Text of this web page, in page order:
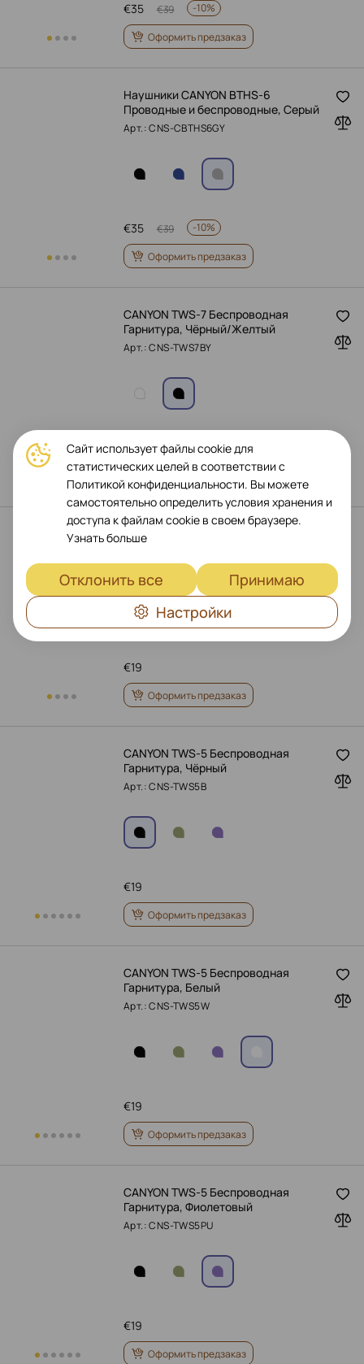
35
€ 39
€ -10%
Оформить предзаказ
Наушники CANYON BTHS-6
Проводные и беспроводные, Серый
Арт.: CNS-CBTHS6GY
35
€ 39
€ -10%
Оформить предзаказ
CANYON TWS-7 Беспроводная
Гарнитура, Чёрный/Желтый
Арт.: CNS-TWS7BY
32
€ 39
€ -18%
Оформить предзаказ
CANYON TWS-4 Беспроводная
Гарнитура, Серый
Арт.: CNS-TWS4G
19
€
Оформить предзаказ
CANYON TWS-5 Беспроводная
Гарнитура, Чёрный
Арт.: CNS-TWS5B
19
€
Оформить предзаказ
CANYON TWS-5 Беспроводная
Гарнитура, Белый
Арт.: CNS-TWS5W
19
€
Оформить предзаказ
CANYON TWS-5 Беспроводная
Гарнитура, Фиолетовый
Арт.: CNS-TWS5PU
19
€
Оформить предзаказ
Сайт использует файлы cookie для
статистических целей в соответствии с
Политикой конфиденциальности. Вы можете
самостоятельно определить условия хранения и
доступа к файлам cookie в своем браузере.
Узнать больше
Отклонить все
Принимаю
Настройки